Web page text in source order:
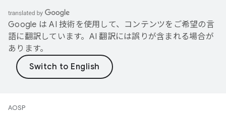
Google は AI 技術を使用して、コンテンツをご希望の言
語に翻訳しています。AI 翻訳には誤りが含まれる場合が
あります。
AOSP